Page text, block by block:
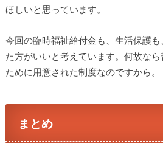
ほしいと思っています。
今回の臨時福祉給付金も、生活保護
た方がいいと考えています。何故な
ために用意された制度なのですから。
まとめ